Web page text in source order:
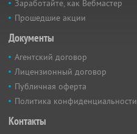
Заработайте, как Вебмастер
Прошедшие акции
Документы
Агентский договор
Лицензионный договор
Публичная оферта
Политика конфиденциальности
Контакты